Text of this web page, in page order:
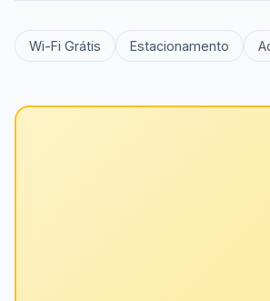
Wi-Fi Grátis Estacionamento